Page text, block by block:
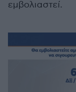
εμβολιαστεί.